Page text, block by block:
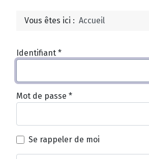
Vous êtes ici : Accueil
Identifiant *
Mot de passe *
Se rappeler de moi